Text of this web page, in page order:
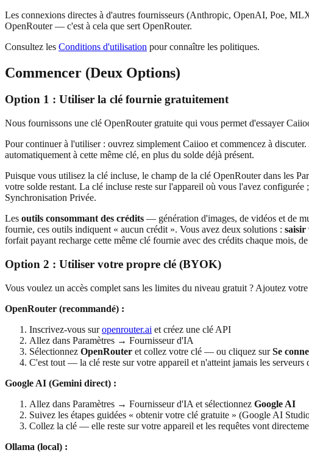
Les connexions directes à d'autres fournisseurs (Anthropic, OpenAI, Poe,
OpenRouter — c'est à cela que sert OpenRouter.
Consultez les Conditions d'utilisation pour connaître les politiques.
Commencer (Deux Options)
Option 1 : Utiliser la clé fournie gratuitement
Nous fournissons une clé OpenRouter gratuite qui vous permet d'essayer
Pour continuer à l'utiliser : ouvrez simplement Caiioo et commencez à
automatiquement à cette même clé, en plus du solde déjà présent.
Puisque vous utilisez la clé incluse, le champ de la clé OpenRouter dans les
votre solde restant. La clé incluse reste sur l'appareil où vous l'avez
Synchronisation Privée.
Les outils consommant des crédits — génération d'images, de vidéos et de
fournie, ces outils indiquent « aucun crédit ». Vous avez deux solutions : saisir
forfait payant recharge cette même clé fournie avec des crédits chaque mois,
Option 2 : Utiliser votre propre clé (BYOK)
Vous voulez un accès complet sans les limites du niveau gratuit ? Ajoutez
OpenRouter (recommandé) :
Inscrivez-vous suropenrouter.ai et créez une clé API
Allez dans Paramètres → Fournisseur d'IA
Sélectionnez OpenRouter et collez votre clé — ou cliquez surSe
C'est tout — la clé reste sur votre appareil et n'atteint jamais les serveurs
Google AI (Gemini direct) :
Allez dans Paramètres → Fournisseur d'IA et sélectionnez Google AI
Suivez les étapes guidées « obtenir votre clé gratuite » (Google AI
Collez la clé — elle reste sur votre appareil et les requêtes vont
Ollama (local) :